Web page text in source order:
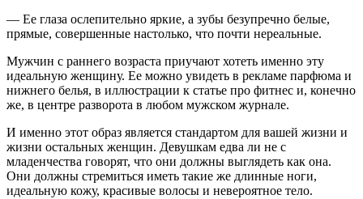
— Ее глаза ослепительно яркие, а зубы безупречно белые,
прямые, совершенные настолько, что почти нереальные.
Мужчин с раннего возраста приучают хотеть именно эту
идеальную женщину. Ее можно увидеть в рекламе парфюма и
нижнего белья, в иллюстрации к статье про фитнес и, конечно
же, в центре разворота в любом мужском журнале.
И именно этот образ является стандартом для вашей жизни и
жизни остальных женщин. Девушкам едва ли не с
младенчества говорят, что они должны выглядеть как она.
Они должны стремиться иметь такие же длинные ноги,
идеальную кожу, красивые волосы и невероятное тело.